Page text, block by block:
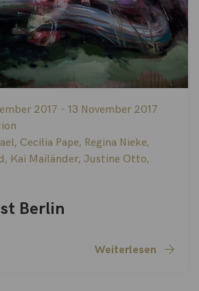
2017 - 13 November 2017
, Cecilia Pape, Regina Nieke,
, Kai Mailänder, Justine Otto,
Berlin
Weiterlesen